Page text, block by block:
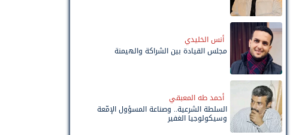
أنس الخليدي
مجلس القيادة بين الشراكة والهيمنة
أحمد طه المعبقي
السلطة الشرعية.. وصناعة المسؤول الإمّعة
وسيكولوجيا الغفير